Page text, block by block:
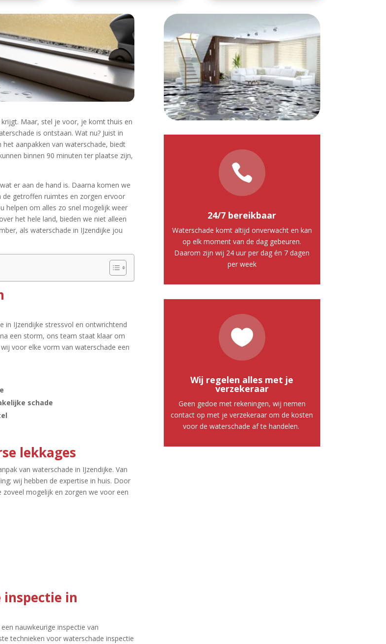
Maar, stel je voor, je komt thuis en
is ontstaan.​ Wat nu? Juist in
aanpakken van waterschade, biedt
binnen 90 minuten ter plaatse zijn,
er aan de hand is.​ Daarna komen we
de getroffen ruimtes en zorgen ervoor
helpen om alles zo snel mogelijk weer
het hele land, bieden we niet alleen
als waterschade in IJzendijke jou
in IJzendijke stressvol en ontwrichtend
een storm, ons team staat klaar om
voor elke vorm van waterschade een
schade
lekkages
van waterschade in IJzendijke.​ Van
wij hebben de expertise in huis.​ Door
mogelijk en zorgen we voor een
inspectie in
nauwkeurige inspectie van
technieken voor waterschade inspectie

24/7 bereikbaar
Waterschade komt altijd onverwacht en kan
op elk moment van de dag gebeuren.
Daarom zijn wij 24 uur per dag én 7 dagen
per week

Wij regelen alles met je
verzekeraar
Geen gedoe met rekeningen, wij nemen
contact op met je verzekeraar om de kosten
voor de waterschade af te handelen.